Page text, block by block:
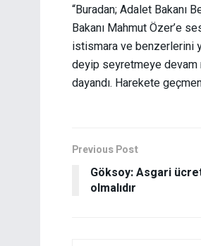
“Buradan; Adalet Bakanı
Bakanı Mahmut Özer’e
istismara ve benzerlerini
deyip seyretmeye devam
dayandı. Harekete
Previous Post
Göksoy: Asgari
olmalıdır